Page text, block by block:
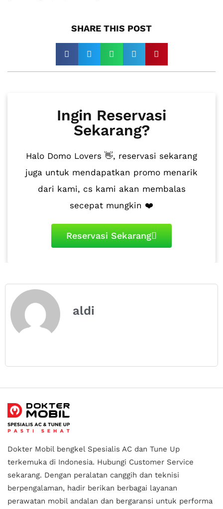
SHARE THIS POST​
Ingin Reservasi
Sekarang?
Halo Domo Lovers 👋, reservasi sekarang
juga untuk mendapatkan promo menarik
dari kami, cs kami akan membalas
secepat mungkin ❤️
Reservasi Sekarang
aldi
Dokter Mobil bengkel Spesialis AC dan Tune Up
terkemuka di Indonesia. Hubungi Customer Service
sekarang. Dengan peralatan canggih dan teknisi
berpengalaman, hadir berikan berbagai layanan
perawatan mobil andalan dan bergaransi untuk performa